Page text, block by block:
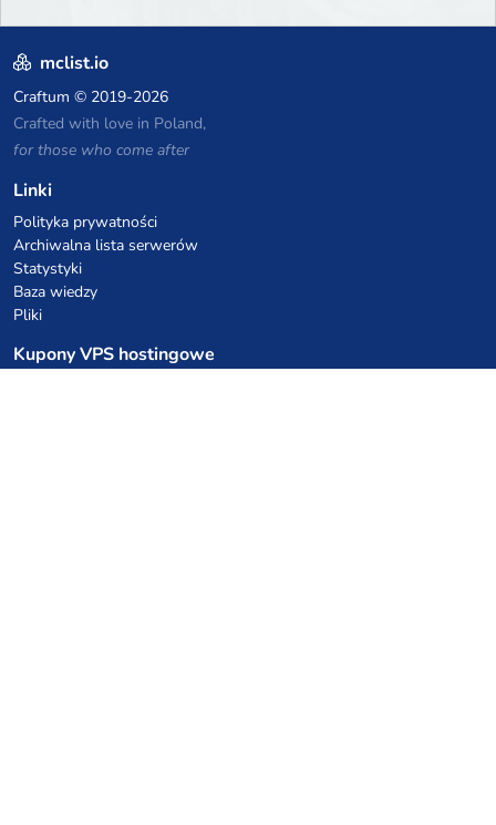
mclist.io
Craftum © 2019-2026
Crafted with love in Poland,
for those who come after
Linki
Polityka prywatności
Archiwalna lista serwerów
Statystyki
Baza wiedzy
Pliki
Kupony VPS hostingowe